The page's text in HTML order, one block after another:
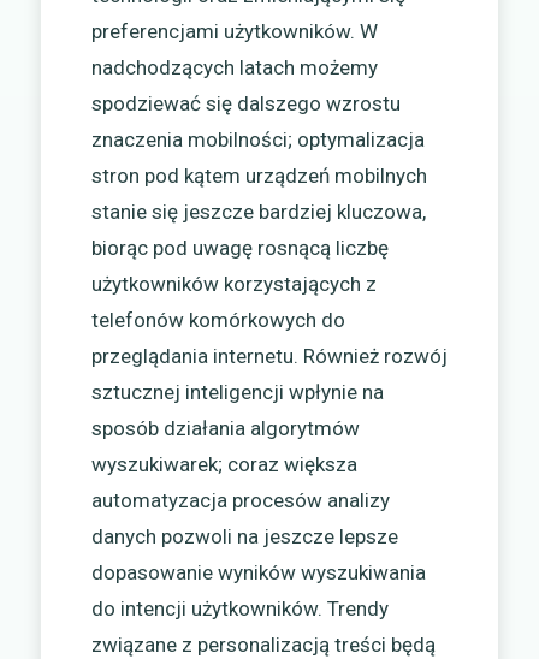
preferencjami użytkowników. W
nadchodzących latach możemy
spodziewać się dalszego wzrostu
znaczenia mobilności; optymalizacja
stron pod kątem urządzeń mobilnych
stanie się jeszcze bardziej kluczowa,
biorąc pod uwagę rosnącą liczbę
użytkowników korzystających z
telefonów komórkowych do
przeglądania internetu. Również rozwój
sztucznej inteligencji wpłynie na
sposób działania algorytmów
wyszukiwarek; coraz większa
automatyzacja procesów analizy
danych pozwoli na jeszcze lepsze
dopasowanie wyników wyszukiwania
do intencji użytkowników. Trendy
związane z personalizacją treści będą